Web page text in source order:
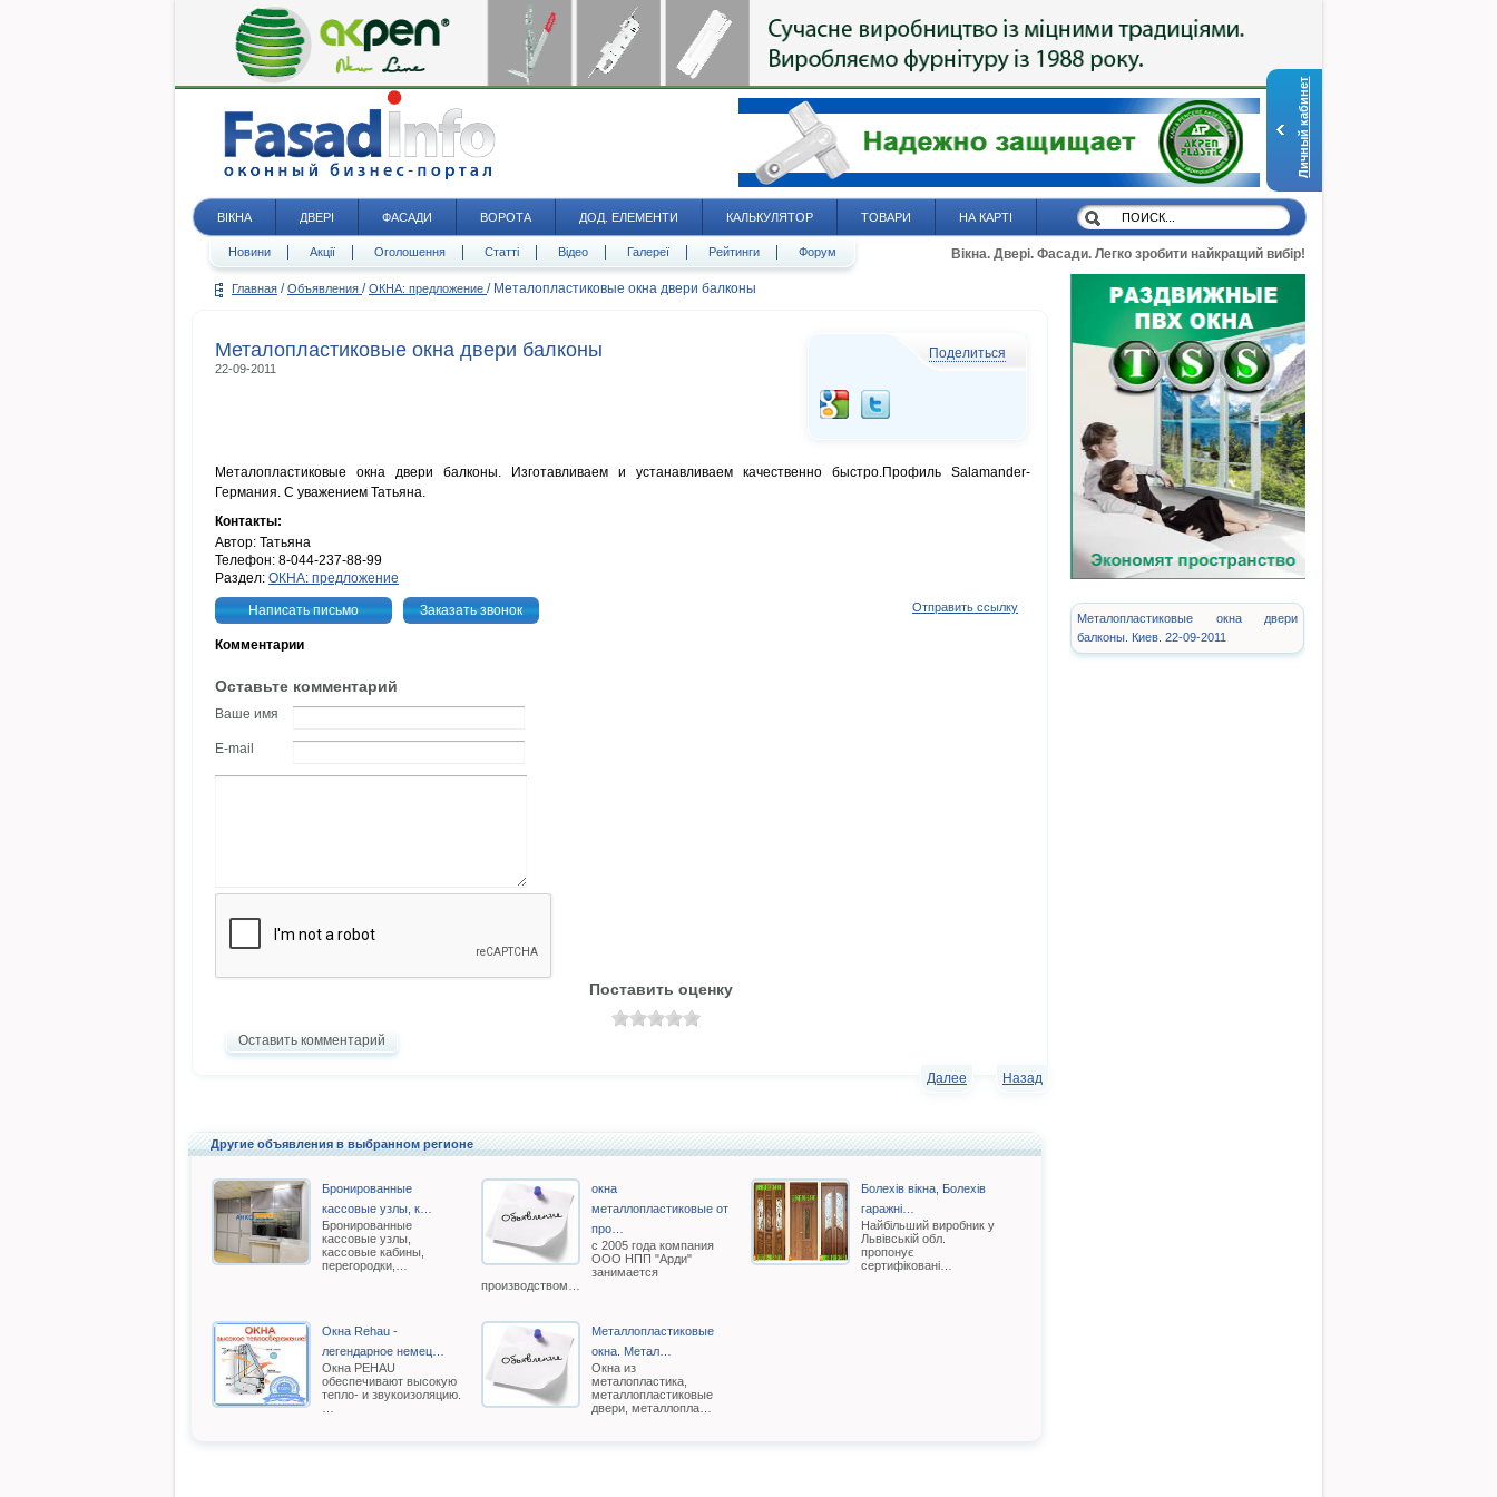
Личный кабинет
ВІКНА ДВЕРІ ФАСАДИ ВОРОТА ДОД. ЕЛЕМЕНТИ КАЛЬКУЛЯТОР ТОВАРИ НА КАРТІ
Новини Акції Оголошення Статті Відео Галереї Рейтинги Форум Вікна. Двері. Фасади. Легко зробити найкращий вибір!
Главная / Объявления / ОКНА: предложение / Металопластиковые окна двери балконы
Металопластиковые окна двери балконы
22-09-2011
Поделиться
Металопластиковые окна двери балконы. Изготавливаем и устанавливаем качественно быстро.Профиль Salamander-
Германия. С уважением Татьяна.
Контакты:
Автор: Татьяна
Телефон: 8-044-237-88-99
Раздел: ОКНА: предложение
Написать письмо Заказать звонок Отправить ссылку
Комментарии
Оставьте комментарий
Ваше имя
E-mail
Поставить оценку
Оставить комментарий
Назад
Далее
Другие объявления в выбранном регионе
Бронированные
кассовые узлы, к…
Бронированные
кассовые узлы,
кассовые кабины,
перегородки,…
окна
металлопластиковые от
про…
с 2005 года компания
ООО НПП "Арди"
занимается
производством…
Болехів вікна, Болехів
гаражні…
Найбільший виробник у
Львівській обл.
пропонує
сертифіковані…
Окна Rehau -
легендарное немец…
Oкна РEHAU
обеспечивают высокую
тепло- и звукоизоляцию.
Металлопластиковые
окна. Метал…
Окна из
металопластика,
металлопластиковые
двери, металлопла…
Металопластиковые окна двери
балконы. Киев. 22-09-2011